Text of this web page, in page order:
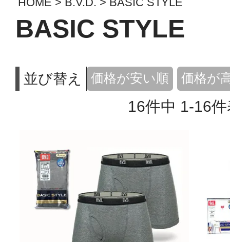
BASIC STYLE
並び替え 価格が安い順 価格が
16件中 1-16